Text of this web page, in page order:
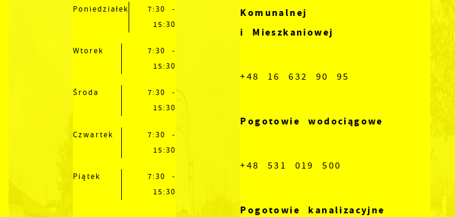
Poniedziałek
7:30 -
15:30
Wtorek
7:30 -
15:30
Środa
7:30 -
15:30
Czwartek
7:30 -
15:30
Piątek
7:30 -
15:30
Komunalnej
i Mieszkaniowej
+48 16 632 90 95
Pogotowie wodociągowe
+48 531 019 500
Pogotowie kanalizacyjne